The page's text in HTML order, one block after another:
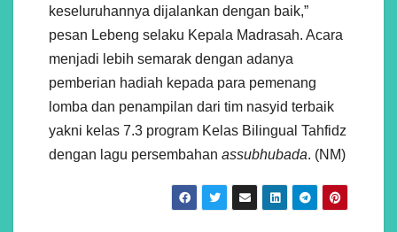
keseluruhannya dijalankan dengan baik,”
pesan Lebeng selaku Kepala Madrasah. Acara
menjadi lebih semarak dengan adanya
pemberian hadiah kepada para pemenang
lomba dan penampilan dari tim nasyid terbaik
yakni kelas 7.3 program Kelas Bilingual Tahfidz
dengan lagu persembahan assubhubada. (NM)